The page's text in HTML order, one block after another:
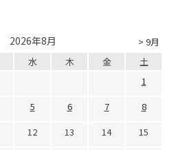
> 9月
2026年8月
水 木 金
土
1
5 6 7
8
12 13 14
15